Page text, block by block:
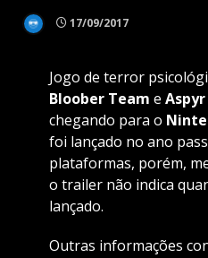
17/09/2017
Jogo de terror
Bloober Team e
chegando para o
foi lançado no ano
plataformas, porém,
o trailer não indica
lançado.
Outras informações